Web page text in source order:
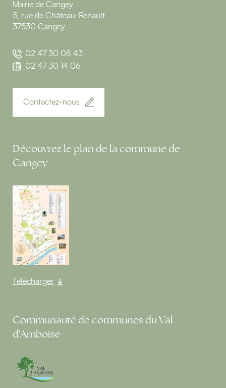
Mairie de Cangey
5, rue de Château-Renault
37530 Cangey
02 47 30 08 43
02 47 30 14 06
Contactez-nous
Découvrez le plan de la commune de
Cangey
Télécharger
Communauté de communes du Val
d'Amboise